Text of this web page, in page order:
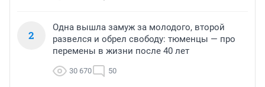
2
Одна вышла замуж за молодого, второй
развелся и обрел свободу: тюменцы — про
перемены в жизни после 40 лет
30 670 50